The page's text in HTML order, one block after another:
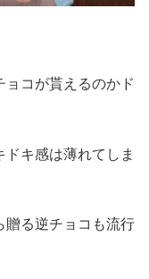
コが貰えるのかド
キ感は薄れてしま
贈る逆チョコも流行